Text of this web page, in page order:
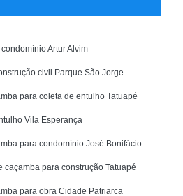
Artur Alvim
civil Parque São Jorge
para coleta de entulho Tatuapé
Vila Esperança
para condomínio José Bonifácio
caçamba para construção Tatuapé
para obra Cidade Patriarca